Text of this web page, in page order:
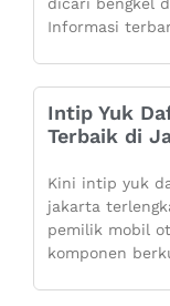
Informasi
Intip Yuk
Terbaik di
Kini intip yuk
jakarta
pemilik mobil
komponen